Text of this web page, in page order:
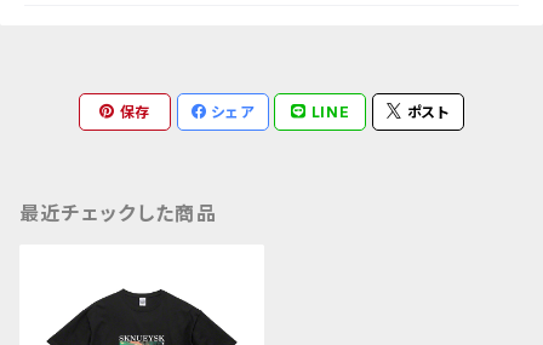
保存 シェア LINE ポスト
最近チェックした商品